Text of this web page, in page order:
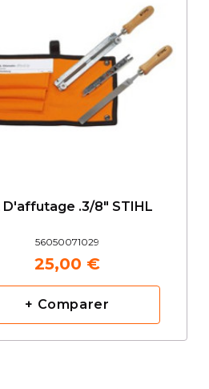
D'affutage .3/8" STIHL
56050071029
25,00 €
+ Comparer